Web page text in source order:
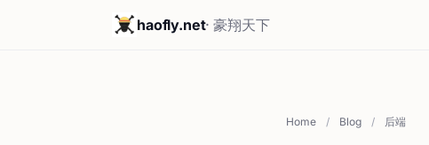
haofly.net· 豪翔天下
Home / Blog / 后端